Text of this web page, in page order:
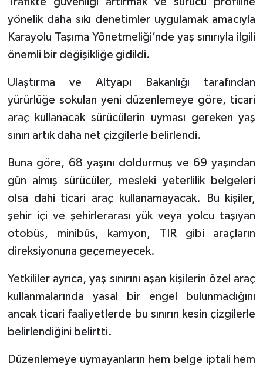
yönelik daha sıkı denetimler uygulamak amacıyla
Karayolu Taşıma Yönetmeliği’nde yaş sınırıyla ilgili
önemli bir değişikliğe gidildi.
Ulaştırma ve Altyapı Bakanlığı tarafından
yürürlüğe sokulan yeni düzenlemeye göre, ticari
araç kullanacak sürücülerin uyması gereken yaş
sınırı artık daha net çizgilerle belirlendi.
Buna göre, 68 yaşını doldurmuş ve 69 yaşından
gün almış sürücüler, mesleki yeterlilik belgeleri
olsa dahi ticari araç kullanamayacak. Bu kişiler,
şehir içi ve şehirlerarası yük veya yolcu taşıyan
otobüs, minibüs, kamyon, TIR gibi araçların
direksiyonuna geçemeyecek.
Yetkililer ayrıca, yaş sınırını aşan kişilerin özel araç
kullanmalarında yasal bir engel bulunmadığını
ancak ticari faaliyetlerde bu sınırın kesin çizgilerle
belirlendiğini belirtti.
Düzenlemeye uymayanların hem belge iptali hem
Teknoloji
Türkiye
Yerel
Künye